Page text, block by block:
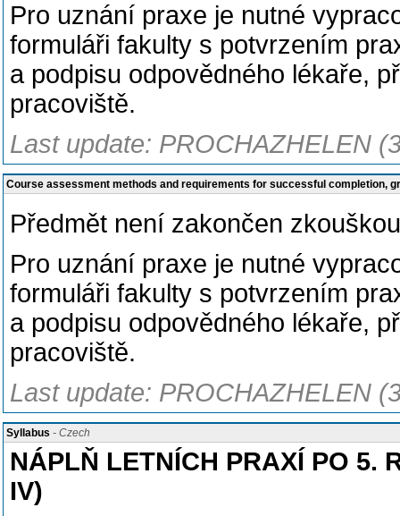
Pro uznání praxe je nutné
formuláři fakulty s potvrzením
a podpisu odpovědného lékaře,
pracoviště.
Last update: PROCHAZHELEN
Course assessment methods and requirements for successful completion,
Předmět není zakončen
Pro uznání praxe je nutné
formuláři fakulty s potvrzením
a podpisu odpovědného lékaře,
pracoviště.
Last update: PROCHAZHELEN
Syllabus - Czech
NÁPLŇ LETNÍCH PRAXÍ PO
IV)